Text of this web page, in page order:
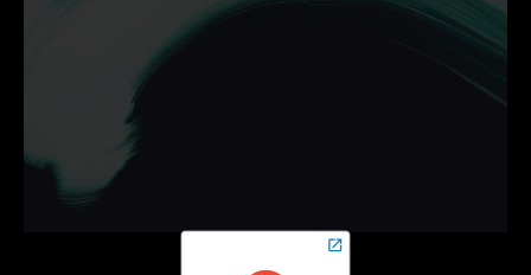
bedrijf helpen groeien met
campagnes die werken.
Neem vrijblijvend contact op en zet de volgende stap
Contact opnemen